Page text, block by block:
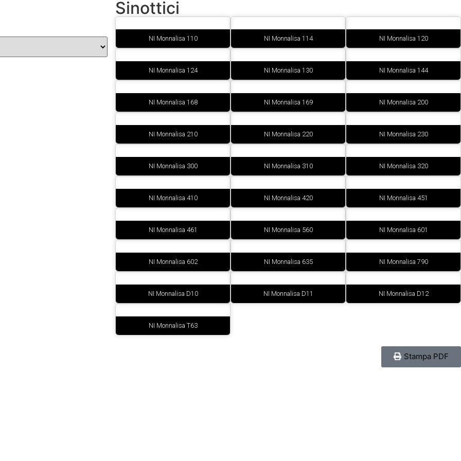
Sinottici
NI Monnalisa 110 NI Monnalisa 114 NI Monnalisa 120
NI Monnalisa 124 NI Monnalisa 130 NI Monnalisa 144
NI Monnalisa 168 NI Monnalisa 169 NI Monnalisa 200
NI Monnalisa 210 NI Monnalisa 220 NI Monnalisa 230
NI Monnalisa 300 NI Monnalisa 310 NI Monnalisa 320
NI Monnalisa 410 NI Monnalisa 420 NI Monnalisa 451
NI Monnalisa 461 NI Monnalisa 560 NI Monnalisa 601
NI Monnalisa 602 NI Monnalisa 635 NI Monnalisa 790
NI Monnalisa D10 NI Monnalisa D11 NI Monnalisa D12
NI Monnalisa T63
Stampa PDF